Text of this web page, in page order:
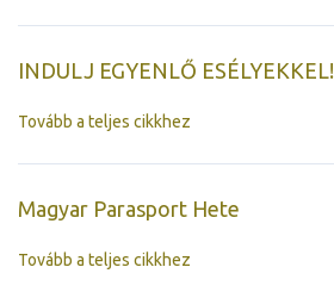
INDULJ EGYENLŐ ESÉLYEKKEL!
Tovább a teljes cikkhez
Magyar Parasport Hete
Tovább a teljes cikkhez